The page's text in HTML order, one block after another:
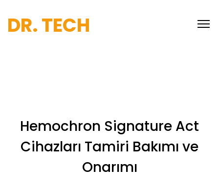
DR. TECH
Hemochron Signature Act
Cihazları Tamiri Bakımı ve
Onarımı